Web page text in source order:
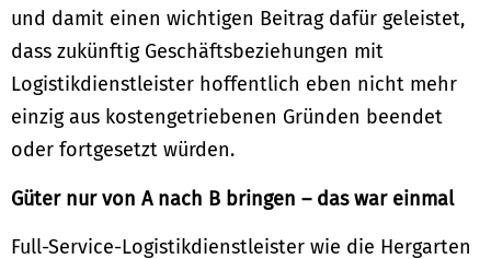
und damit einen wichtigen Beitrag dafür geleistet,
dass zukünftig Geschäftsbeziehungen mit
Logistikdienstleister hoffentlich eben nicht mehr
einzig aus kostengetriebenen Gründen beendet
oder fortgesetzt würden.
Güter nur von A nach B bringen – das war einmal
Full-Service-Logistikdienstleister wie die Hergarten